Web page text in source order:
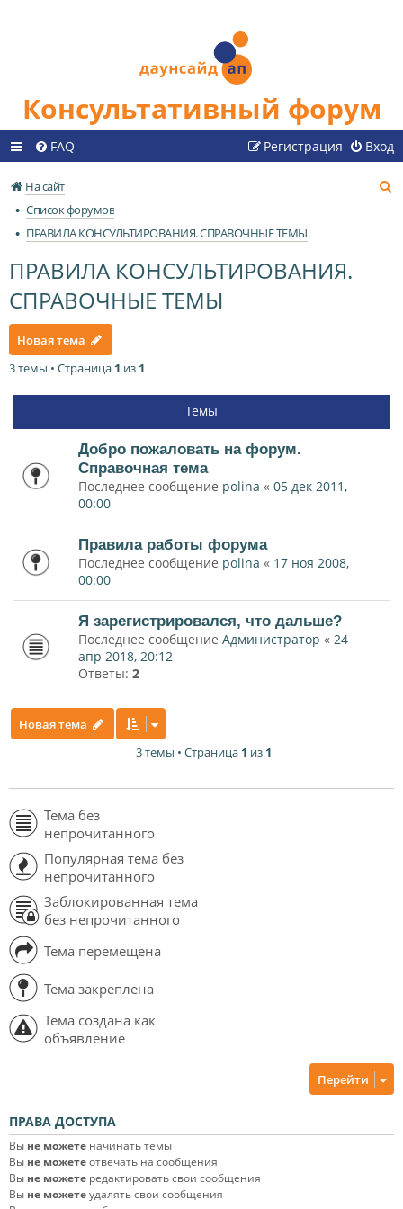
Консультативный форум
FAQ Вход
Регистрация
На сайт
Список форумов
ПРАВИЛА КОНСУЛЬТИРОВАНИЯ. СПРАВОЧНЫЕ ТЕМЫ
ПРАВИЛА КОНСУЛЬТИРОВАНИЯ.
СПРАВОЧНЫЕ ТЕМЫ
Новая тема
3 темы • Страница 1 из 1
Темы
Добро пожаловать на форум.
Справочная тема
Последнее сообщение polina « 05 дек 2011,
00:00
Правила работы форума
Последнее сообщение polina « 17 ноя 2008,
00:00
Я зарегистрировался, что дальше?
Последнее сообщение Администратор « 24
апр 2018, 20:12
Ответы: 2
Новая тема
3 темы • Страница 1 из 1
Тема без
непрочитанного
Популярная тема без
непрочитанного
Заблокированная тема
без непрочитанного
Тема перемещена
Тема закреплена
Тема создана как
объявление
Перейти
ПРАВА ДОСТУПА
Вы не можете начинать темы
Вы не можетеотвечать на сообщения
Вы не можете редактировать свои сообщения
Вы не можетеудалять свои сообщения